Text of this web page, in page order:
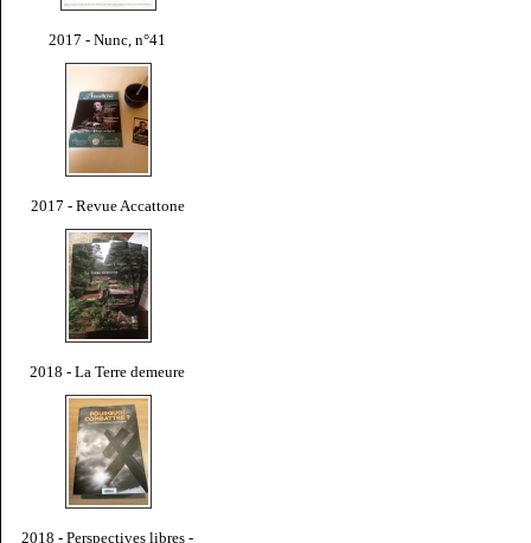
2017 - Nunc, n°41
2017 - Revue Accattone
2018 - La Terre demeure
2018 - Perspectives libres -